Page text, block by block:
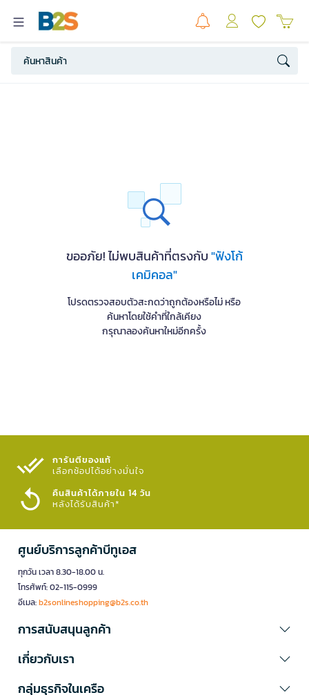
ขออภัย! ไม่พบสินค้าที่ตรงกับ"ฟังโก้
เคมิคอล"
โปรดตรวจสอบตัวสะกดว่าถูกต้องหรือไม่ หรือ
ค้นหาโดยใช้คำที่ใกล้เคียง
กรุณาลองค้นหาใหม่อีกครั้ง
การันตีของแท้
เลือกช้อปได้อย่างมั่นใจ​
คืนสินค้าได้ภายใน 14 วัน
หลังได้รับสินค้า*
ศูนย์บริการลูกค้าบีทูเอส
ทุกวัน เวลา 8.30-18.00 น.
โทรศัพท์: 02-115-0999
อีเมล:b2sonlineshopping@b2s.co.th
การสนับสนุนลูกค้า
เกี่ยวกับเรา
กลุ่มธุรกิจในเครือ